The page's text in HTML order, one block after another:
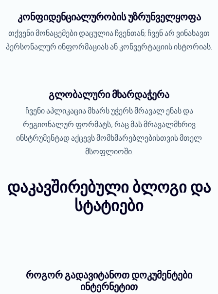
კონფიდენციალურობის უზრუნველყოფა
თქვენი მონაცემები დაცულია ჩვენთან; ჩვენ არ ვინახავთ
პერსონალურ ინფორმაციას ან კონვერტაციის ისტორიას.
გლობალური მხარდაჭერა
ჩვენი აპლიკაცია მხარს უჭერს მრავალ ენას და
რეგიონალურ ფორმატს, რაც მას მრავალმხრივ
ინსტრუმენტად აქცევს მომხმარებლებისთვის მთელ
მსოფლიოში.
დაკავშირებული ბლოგი და
სტატიები
როგორ გადავიტანოთ დოკუმენტები
ინტერნეტით